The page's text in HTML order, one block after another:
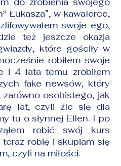
Łukasza”, w kawalerce,
swoje ego,
też jeszcze okazja
które gościły w
robiłem swoje
i 4 lata temu zrobiłem
fake newsów, który
zarówno osobistego, jak
lat, czyli źle się dla
tu o słynnej Ellen. I po
robić swój kurs
teraz robię i skupiam się
czyli na miłości.